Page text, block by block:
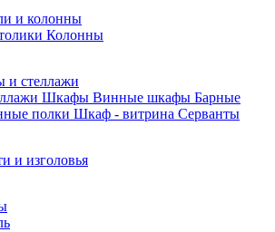
и колонны
Колонны
стеллажи
Шкафы Винные шкафы Барные
полки Шкаф - витрина Серванты
и изголовья